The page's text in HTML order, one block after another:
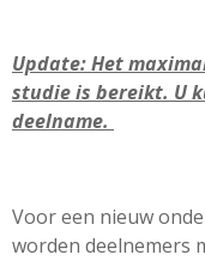
Update: Het
studie is bereikt. U
deelname.
Voor een nieuw
worden deelnemers